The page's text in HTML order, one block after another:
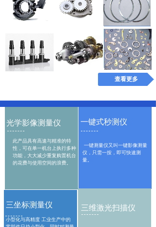
查看更多
标题二
标题二
标题二
标题二
标题二
06
标题二
Lake riding
光学影像测量仪
此产品具有高速与精准的特
性，可在单一机台上执行多种
功能，大大减少重复购置机台
的花费与使用空间的浪费。
一键式秒测仪
一键测量仪又叫一键影像测量
仪，只需一按，即可快速测
量。
三坐标测量仪
小型化与高精度 工业生产中的
三维激光扫描仪
Photography
商务会议